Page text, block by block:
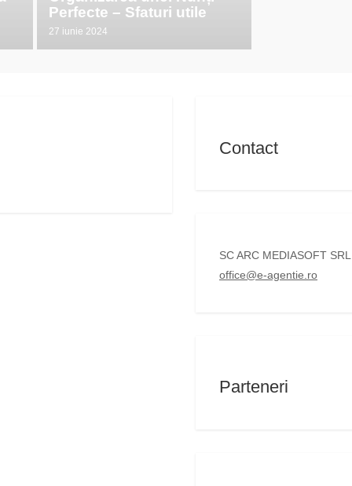
Perfecte – Sfaturi utile
27 iunie 2024
Contact
SC ARC MEDIASOFT SRL
office@e-agentie.ro
Parteneri